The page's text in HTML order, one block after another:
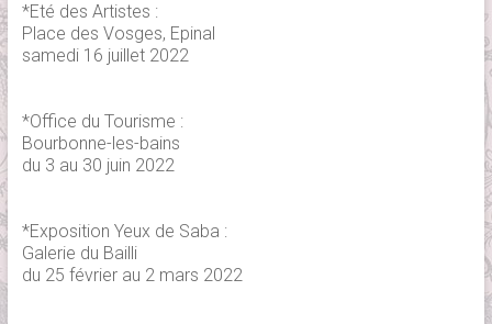
*Eté des Artistes :
Place des Vosges, Epinal
samedi 16 juillet 2022
*Office du Tourisme :
Bourbonne-les-bains
du 3 au 30 juin 2022
*Exposition Yeux de Saba :
Galerie du Bailli
du 25 février au 2 mars 2022